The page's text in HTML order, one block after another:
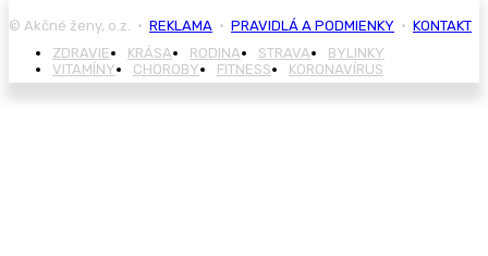
© Akčné ženy, o.z. • REKLAMA • PRAVIDLÁ A PODMIENKY • KONTAKT
ZDRAVIE
KRÁSA RODINA STRAVA
BYLINKY
VITAMÍNY
CHOROBY FITNESS KORONAVÍRUS